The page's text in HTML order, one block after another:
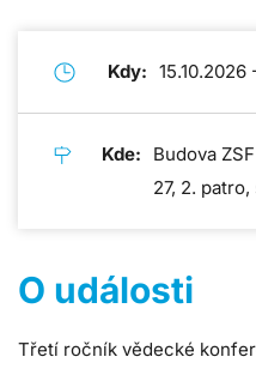
Kdy: 15.10.2026
Kde:
Budova
27, 2. patro,
O události
Třetí ročník vědecké